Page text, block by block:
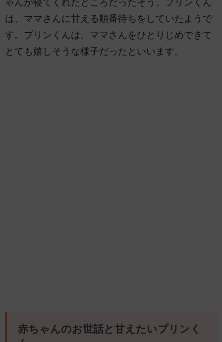
ゃんが寝てくれたところだったそう。プリンくん
は、ママさんに甘える順番待ちをしていたようで
す。プリンくんは、ママさんをひとりじめできて
とても嬉しそうな様子だったといいます。
赤ちゃんのお世話と甘えたいプリンく